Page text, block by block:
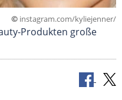
© instagram.com/kyliejenner/
Produkten große